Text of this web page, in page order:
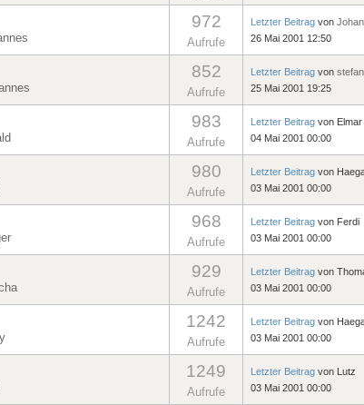
972
Aufrufe
Letzter Beitrag von
26 Mai 2001 12:50
852
Aufrufe
Letzter Beitrag von stefan
25 Mai 2001 19:25
983
Aufrufe
Letzter Beitrag von Elmar
04 Mai 2001 00:00
980
Aufrufe
Letzter Beitrag von
03 Mai 2001 00:00
968
Aufrufe
Letzter Beitrag von Ferdi
03 Mai 2001 00:00
929
Aufrufe
Letzter Beitrag von
03 Mai 2001 00:00
1242
Aufrufe
Letzter Beitrag von
03 Mai 2001 00:00
1249
Aufrufe
Letzter Beitrag von Lutz
03 Mai 2001 00:00